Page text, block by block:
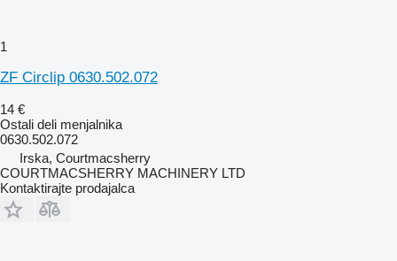
1
ZF Circlip 0630.502.072
14 €
Ostali deli menjalnika
0630.502.072
Irska, Courtmacsherry
COURTMACSHERRY MACHINERY LTD
Kontaktirajte prodajalca